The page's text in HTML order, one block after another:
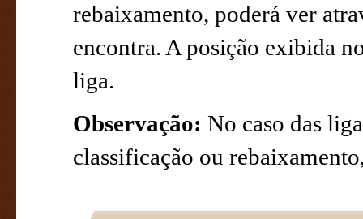
rebaixamento, poderá ver
encontra. A posição exibida
liga.
Observação: No caso das
classificação ou